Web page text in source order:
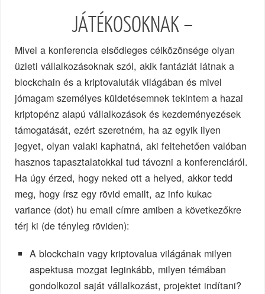
JÁTÉKOSOKNAK –
Mivel a konferencia elsődleges célközönsége olyan
üzleti vállalkozásoknak szól, akik fantáziát látnak a
blockchain és a kriptovaluták világában és mivel
jómagam személyes küldetésemnek tekintem a hazai
kriptopénz alapú vállalkozások és kezdeményezések
támogatását, ezért szeretném, ha az egyik ilyen
jegyet, olyan valaki kaphatná, aki feltehetően valóban
hasznos tapasztalatokkal tud távozni a konferenciáról.
Ha úgy érzed, hogy neked ott a helyed, akkor tedd
meg, hogy írsz egy rövid emailt, az info kukac
variance (dot) hu email címre amiben a következőkre
térj ki (de tényleg röviden):
A blockchain vagy kriptovalua világának milyen
aspektusa mozgat leginkább, milyen témában
gondolkozol saját vállalkozást, projektet indítani?